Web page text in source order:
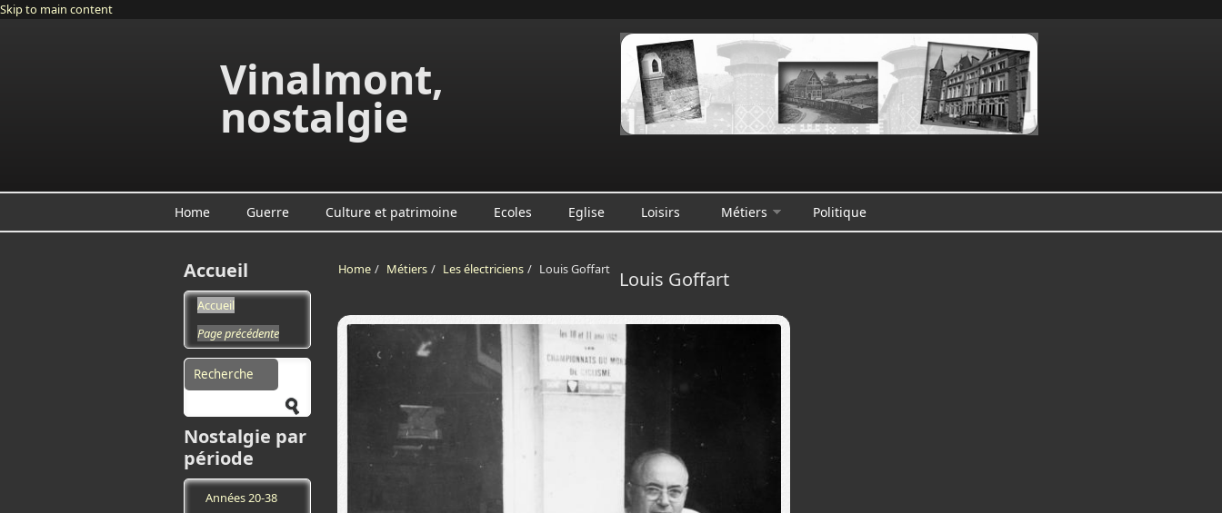
Skip to main content
Vinalmont,
nostalgie
Home Guerre Culture et patrimoine Ecoles Eglise Loisirs Métiers Politique
Accueil
Accueil
Page précédente
Search form
Nostalgie par
période
Années 20-38
Home / Métiers / Les électriciens / Louis Goffart Louis Goffart